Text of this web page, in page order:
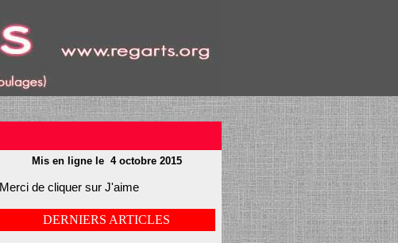
Mis en ligne le 4 octobre 2015
Merci de cliquer sur J'aime